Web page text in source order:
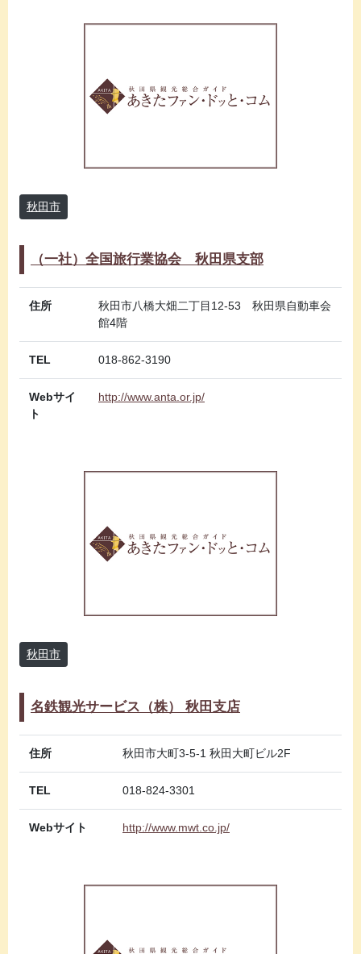
秋田市
（一社）全国旅行業協会 秋田県支部
住所
秋田市八橋大畑二丁目12-53 秋田県自動車会
館4階
TEL 018-862-3190
Webサイ
ト
http://www.anta.or.jp/
秋田市
名鉄観光サービス（株） 秋田支店
住所 秋田市大町3-5-1 秋田大町ビル2F
TEL 018-824-3301
Webサイト http://www.mwt.co.jp/